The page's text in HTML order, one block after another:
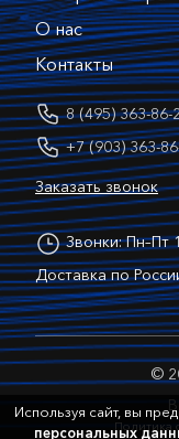
О нас
Контакты
8 (495) 363-86-
+7 (903) 363-
Заказать звонок
Звонки: Пн–Пт
Доставка по
©
Политика
Используя сайт, вы
персональных